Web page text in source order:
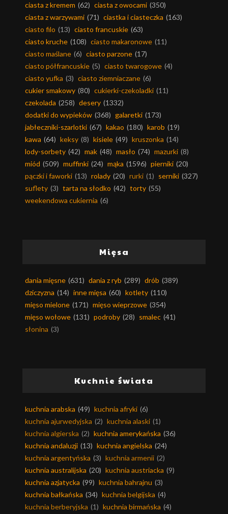
ciasta z kremem (62) ciasta z owocami (350)
ciasta z warzywami (71) ciastka i ciasteczka (163)
ciasto filo (13) ciasto francuskie (63)
ciasto kruche (108) ciasto makaronowe (11)
ciasto maślane (6) ciasto parzone (17)
ciasto półfrancuskie (5) ciasto twarogowe (4)
ciasto yufka (3) ciasto ziemniaczane (6)
cukier smakowy (80) cukierki-czekoladki (11)
czekolada (258) desery (1332)
dodatki do wypieków (368) galaretki (173)
jabłeczniki-szarlotki (67) kakao (180) karob (19)
kawa (64) keksy (8) kisiele (49) kruszonka (14)
lody-sorbety (42) mak (48) masło (74) mazurki (8)
miód (509) muffinki (24) mąka (1596) pierniki (20)
pączki i faworki (13) rolady (20) rurki (1) serniki (327)
suflety (3) tarta na słodko (42) torty (55)
weekendowa cukiernia (6)
Mięsa
dania mięsne (631) dania z ryb (289) drób (389)
dziczyzna (14) inne mięsa (60) kotlety (110)
mięso mielone (171) mięso wieprzowe (354)
mięso wołowe (131) podroby (28) smalec (41)
słonina (3)
Kuchnie świata
kuchnia arabska (49) kuchnia afryki (6)
kuchnia ajurwedyjska (2) kuchnia alaski (1)
kuchnia algierska (2) kuchnia amerykańska (36)
kuchnia andaluzji (13) kuchnia angielska (24)
kuchnia argentyńska (3) kuchnia armenii (2)
kuchnia australijska (20) kuchnia austriacka (9)
kuchnia azjatycka (99) kuchnia bahrajnu (3)
kuchnia bałkańska (34) kuchnia belgijska (4)
kuchnia berberyjska (1) kuchnia birmańska (4)